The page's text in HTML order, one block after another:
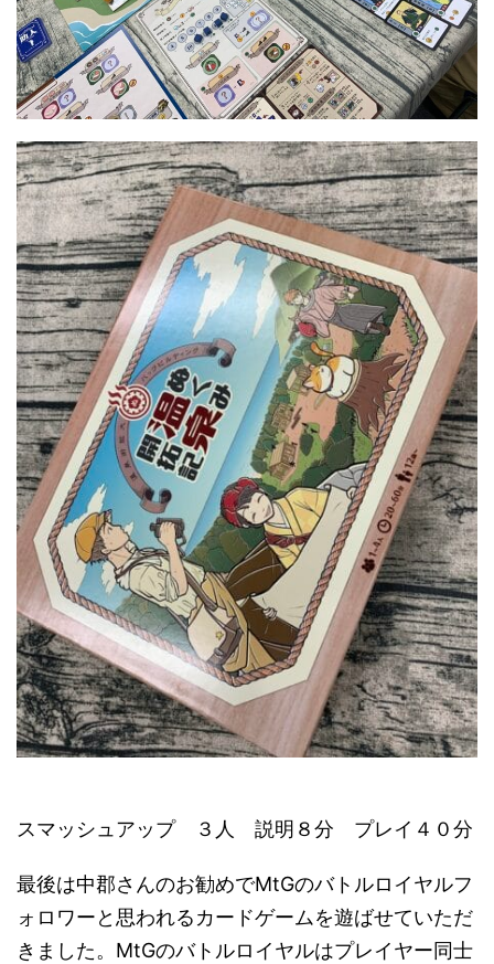
スマッシュアップ ３人 説明８分 プレイ４０分
最後は中郡さんのお勧めでMtGのバトルロイヤルフ
ォロワーと思われるカードゲームを遊ばせていただ
きました。MtGのバトルロイヤルはプレイヤー同士